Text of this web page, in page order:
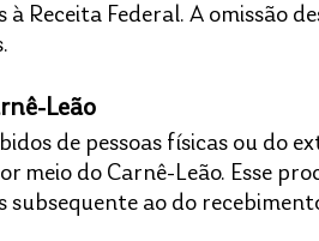
à Receita Federal. A omissão
Leão
de pessoas físicas ou do
meio do Carnê-Leão. Esse
subsequente ao do